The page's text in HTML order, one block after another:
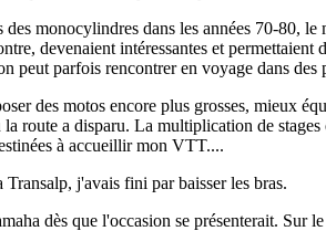
monocylindres dans les années 70-
devenaient intéressantes et
peut parfois rencontrer en voyage dans des
des motos encore plus grosses, mieux
route a disparu. La multiplication de
à accueillir mon VTT....
j'avais fini par baisser les bras.
dès que l'occasion se présenterait. Sur